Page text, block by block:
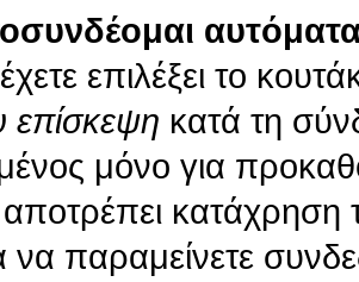
επιλέξει το
επίσκεψη κατά τη
μόνο για
να παραμείνετε